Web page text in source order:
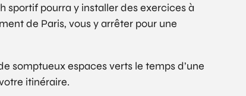
sportif pourra y installer des exercices à
de Paris, vous y arrêter pour une
somptueux espaces verts le temps d’une
itinéraire.